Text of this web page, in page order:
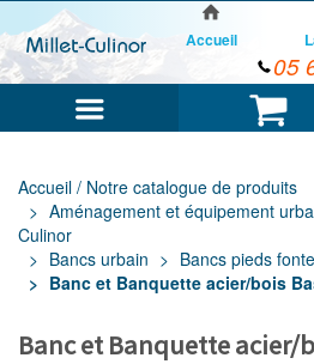
Accueil
05
Accueil / Notre catalogue de produits
Aménagement et équipement
Culinor
Bancs urbain
Bancs pieds
Banc et Banquette acier/bois
Banc et Banquette acier/